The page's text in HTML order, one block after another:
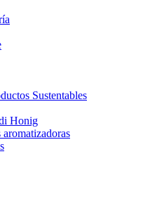
Sustentables
Honig
aromatizadoras